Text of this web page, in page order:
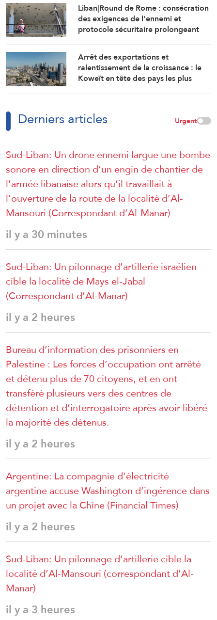
Liban|Round de Rome : consécration
des exigences de l’ennemi et
protocole sécuritaire prolongeant
Arrêt des exportations et
ralentissement de la croissance : le
Koweït en tête des pays les plus
Derniers articles Urgent
Sud-Liban: Un drone ennemi largue une bombe
sonore en direction d’un engin de chantier de
l’armée libanaise alors qu’il travaillait à
l’ouverture de la route de la localité d’Al-
Mansouri (Correspondant d’Al-Manar)
il y a 30 minutes
Sud-Liban: Un pilonnage d’artillerie israélien
cible la localité de Mays el-Jabal
(Correspondant d’Al-Manar)
il y a 2 heures
Bureau d’information des prisonniers en
Palestine : Les forces d’occupation ont arrêté
et détenu plus de 70 citoyens, et en ont
transféré plusieurs vers des centres de
détention et d’interrogatoire après avoir libéré
la majorité des détenus.
il y a 2 heures
Argentine: La compagnie d’électricité
argentine accuse Washington d’ingérence dans
un projet avec la Chine (Financial Times)
il y a 2 heures
Sud-Liban: Un pilonnage d’artillerie cible la
localité d’Al-Mansouri (correspondant d’Al-
Manar)
il y a 3 heures